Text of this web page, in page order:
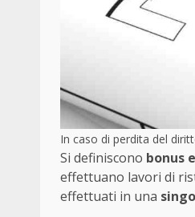
In caso di perdita del
Si definiscono bonus
effettuano lavori di
effettuati in una